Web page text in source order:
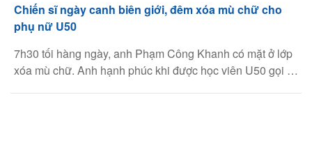
Chiến sĩ ngày canh biên giới, đêm xóa mù chữ cho
phụ nữ U50
7h30 tối hàng ngày, anh Phạm Công Khanh có mặt ở lớp
xóa mù chữ. Anh hạnh phúc khi được học viên U50 gọi là